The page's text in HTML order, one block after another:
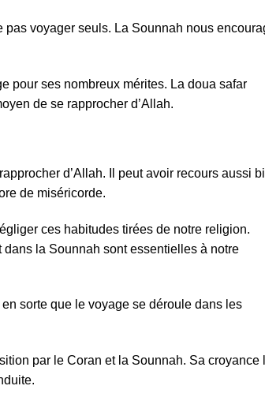
voyager seuls. La Sounnah nous
pour ses nombreux mérites. La doua safar
de se rapprocher d’Allah.
d’Allah. Il peut avoir recours aussi
de miséricorde.
ces habitudes tirées de notre religion.
la Sounnah sont essentielles à notre
sorte que le voyage se déroule dans les
par le Coran et la Sounnah. Sa croyance